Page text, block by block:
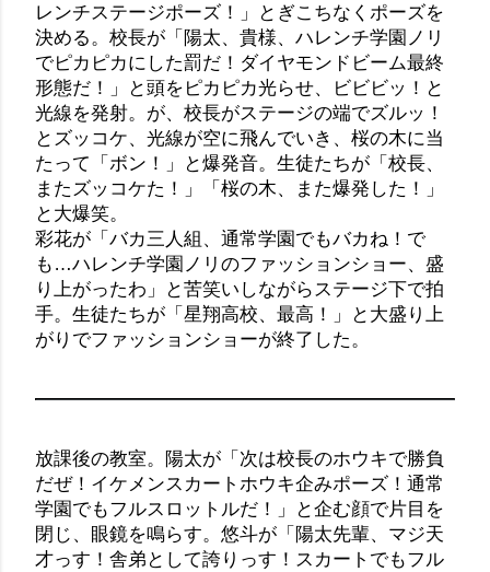
レンチステージポーズ！」とぎこちなくポーズを
決める。校長が「陽太、貴様、ハレンチ学園ノリ
でピカピカにした罰だ！ダイヤモンドビーム最終
形態だ！」と頭をピカピカ光らせ、ビビビッ！と
光線を発射。が、校長がステージの端でズルッ！
とズッコケ、光線が空に飛んでいき、桜の木に当
たって「ボン！」と爆発音。生徒たちが「校長、
またズッコケた！」「桜の木、また爆発した！」
と大爆笑。
彩花が「バカ三人組、通常学園でもバカね！で
も…ハレンチ学園ノリのファッションショー、盛
り上がったわ」と苦笑いしながらステージ下で拍
手。生徒たちが「星翔高校、最高！」と大盛り上
がりでファッションショーが終了した。
放課後の教室。陽太が「次は校長のホウキで勝負
だぜ！イケメンスカートホウキ企みポーズ！通常
学園でもフルスロットルだ！」と企む顔で片目を
閉じ、眼鏡を鳴らす。悠斗が「陽太先輩、マジ天
才っす！舎弟として誇りっす！スカートでもフル